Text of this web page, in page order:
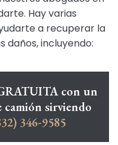
Hay varias
a recuperar la
daños, incluyendo:
con un
camión sirviendo
346-9585